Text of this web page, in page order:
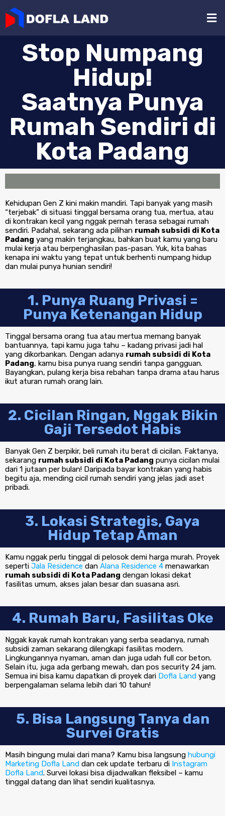
Stop Numpang
Hidup!
Saatnya Punya
Rumah Sendiri di
Kota Padang
Kehidupan Gen Z kini makin mandiri. Tapi banyak yang masih
“terjebak” di situasi tinggal bersama orang tua, mertua, atau
di kontrakan kecil yang nggak pernah terasa sebagai rumah
sendiri. Padahal, sekarang ada pilihan rumah subsidi di Kota
Padang yang makin terjangkau, bahkan buat kamu yang baru
mulai kerja atau berpenghasilan pas-pasan. Yuk, kita bahas
kenapa ini waktu yang tepat untuk berhenti numpang hidup
dan mulai punya hunian sendiri!
1. Punya Ruang Privasi =
Punya Ketenangan Hidup
Tinggal bersama orang tua atau mertua memang banyak
bantuannya, tapi kamu juga tahu – kadang privasi jadi hal
yang dikorbankan. Dengan adanya rumah subsidi di Kota
Padang, kamu bisa punya ruang sendiri tanpa gangguan.
Bayangkan, pulang kerja bisa rebahan tanpa drama atau harus
ikut aturan rumah orang lain.
2. Cicilan Ringan, Nggak Bikin
Gaji Tersedot Habis
Banyak Gen Z berpikir, beli rumah itu berat di cicilan. Faktanya,
sekarang rumah subsidi di Kota Padang punya cicilan mulai
dari 1 jutaan per bulan! Daripada bayar kontrakan yang habis
begitu aja, mending cicil rumah sendiri yang jelas jadi aset
pribadi.
3. Lokasi Strategis, Gaya
Hidup Tetap Aman
Kamu nggak perlu tinggal di pelosok demi harga murah. Proyek
seperti Jala Residence dan Alana Residence 4 menawarkan
rumah subsidi di Kota Padang dengan lokasi dekat
fasilitas umum, akses jalan besar dan suasana asri.
4. Rumah Baru, Fasilitas Oke
Nggak kayak rumah kontrakan yang serba seadanya, rumah
subsidi zaman sekarang dilengkapi fasilitas modern.
Lingkungannya nyaman, aman dan juga udah full cor beton.
Selain itu, juga ada gerbang mewah, dan pos security 24 jam.
Semua ini bisa kamu dapatkan di proyek dari Dofla Land yang
berpengalaman selama lebih dari 10 tahun!
5. Bisa Langsung Tanya dan
Survei Gratis
Masih bingung mulai dari mana? Kamu bisa langsung hubungi
Marketing Dofla Land dan cek update terbaru di Instagram
Dofla Land. Survei lokasi bisa dijadwalkan fleksibel – kamu
tinggal datang dan lihat sendiri kualitasnya.